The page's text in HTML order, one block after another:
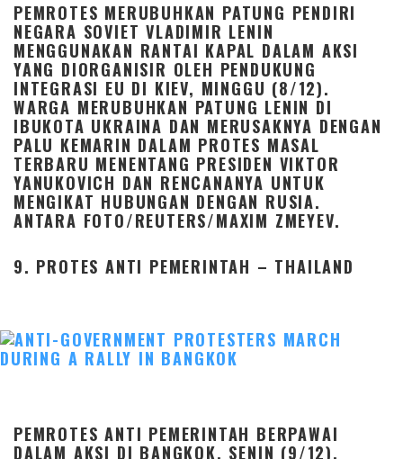
PEMROTES MERUBUHKAN PATUNG PENDIRI
NEGARA SOVIET VLADIMIR LENIN
MENGGUNAKAN RANTAI KAPAL DALAM AKSI
YANG DIORGANISIR OLEH PENDUKUNG
INTEGRASI EU DI KIEV, MINGGU (8/12).
WARGA MERUBUHKAN PATUNG LENIN DI
IBUKOTA UKRAINA DAN MERUSAKNYA DENGAN
PALU KEMARIN DALAM PROTES MASAL
TERBARU MENENTANG PRESIDEN VIKTOR
YANUKOVICH DAN RENCANANYA UNTUK
MENGIKAT HUBUNGAN DENGAN RUSIA.
ANTARA FOTO/REUTERS/MAXIM ZMEYEV.
9. PROTES ANTI PEMERINTAH – THAILAND
PEMROTES ANTI PEMERINTAH BERPAWAI
DALAM AKSI DI BANGKOK, SENIN (9/12).